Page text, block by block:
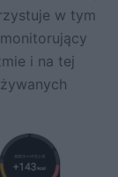
w tym
i na tej